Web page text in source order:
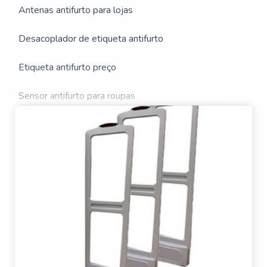
Antenas antifurto para lojas
Desacoplador de etiqueta antifurto
Etiqueta antifurto preço
Sensor antifurto para roupas
Sistema antifurto biblioteca preço
Antena antifurto para biblioteca
Antena antifurto ultra shield
A FORNECEDOR DE
ANTENA ANTIFURTO